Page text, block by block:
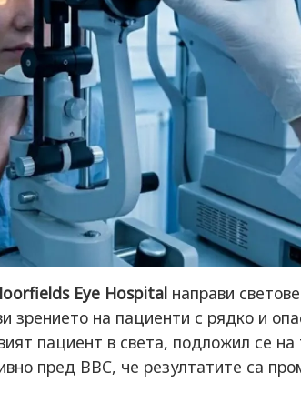
Eye Hospital направи
зрението на пациенти с рядко и
пациент в света, подложил се на
пред BBC, че резултатите са